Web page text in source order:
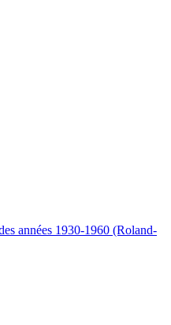
années 1930-1960 (Roland-